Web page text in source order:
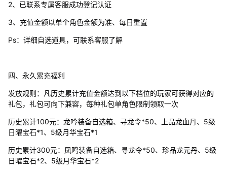
2、已联系专属客服成功登记认证
3、充值金额以单个角色金额为准、每日重置
Ps：详细自选道具，可联系客服了解
四、永久累充福利
发放规则：凡历史累计充值金额达到以下档位的玩家可获得对应的
礼包，礼包可向下兼容，每种礼包单角色限制领取一次
历史累计100元：龙吟装备自选箱、寻龙令*50、上品龙血丹、5级
日曜宝石*1、5级月华宝石*1
历史累计300元：凤鸣装备自选箱、寻龙令*50、珍品龙元丹、5级
日曜宝石*2、5级月华宝石*2